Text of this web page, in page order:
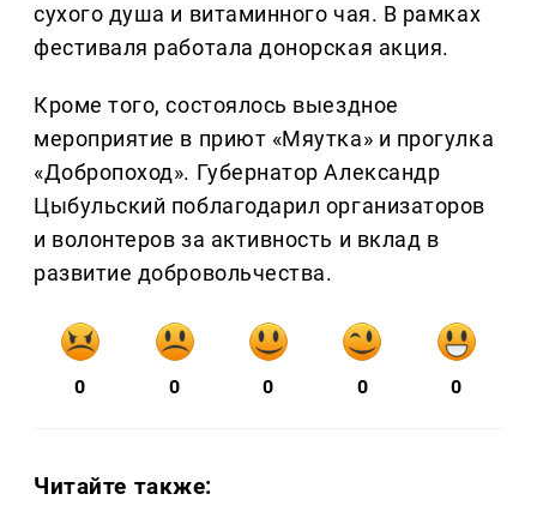
сухого душа и витаминного чая. В рамках
фестиваля работала донорская акция.
Кроме того, состоялось выездное
мероприятие в приют «Мяутка» и прогулка
«Добропоход». Губернатор Александр
Цыбульский поблагодарил организаторов
и волонтеров за активность и вклад в
развитие добровольчества.
0 0 0 0 0
Читайте также: